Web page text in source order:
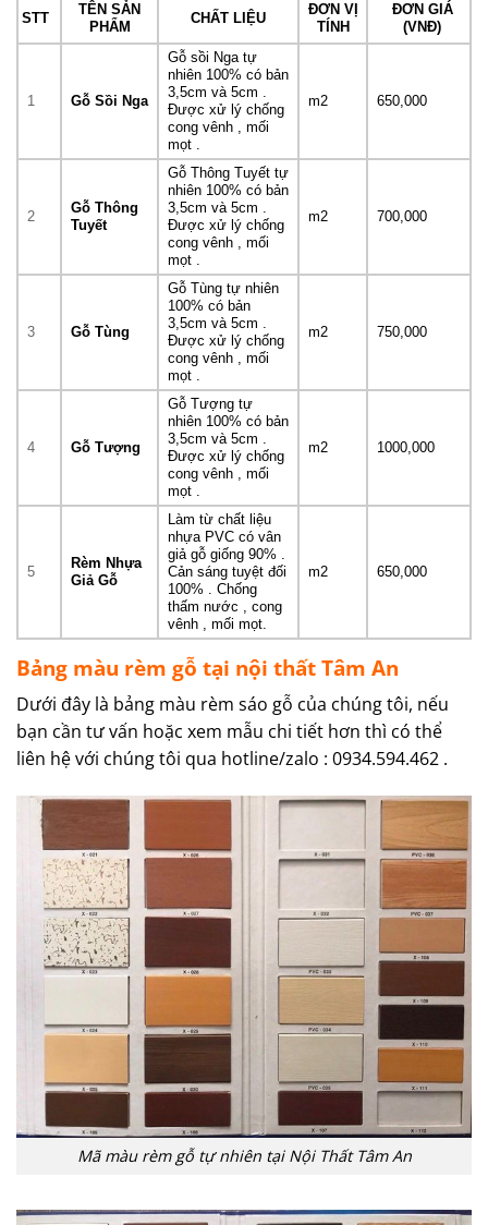
STT
TÊN SẢN
PHẨM
CHẤT LIỆU
ĐƠN VỊ
TÍNH
ĐƠN GIÁ
(VNĐ)
1 Gỗ Sồi Nga
Gỗ sồi Nga tự
nhiên 100% có bản
3,5cm và 5cm .
Được xử lý chống
cong vênh , mối
mọt .
m2 650,000
2
Gỗ Thông
Tuyết
Gỗ Thông Tuyết tự
nhiên 100% có bản
3,5cm và 5cm .
Được xử lý chống
cong vênh , mối
mọt .
m2 700,000
3 Gỗ Tùng
Gỗ Tùng tự nhiên
100% có bản
3,5cm và 5cm .
Được xử lý chống
cong vênh , mối
mọt .
m2 750,000
4 Gỗ Tượng
Gỗ Tượng tự
nhiên 100% có bản
3,5cm và 5cm .
Được xử lý chống
cong vênh , mối
mọt .
m2 1000,000
5
Rèm Nhựa
Giả Gỗ
Làm từ chất liệu
nhựa PVC có vân
giả gỗ giống 90% .
Cản sáng tuyệt đối
100% . Chống
thấm nước , cong
vênh , mối mọt.
m2 650,000
Bảng màu rèm gỗ tại nội thất Tâm An
Dưới đây là bảng màu rèm sáo gỗ của chúng tôi, nếu
bạn cần tư vấn hoặc xem mẫu chi tiết hơn thì có thể
liên hệ với chúng tôi qua hotline/zalo : 0934.594.462 .
Mã màu rèm gỗ tự nhiên tại Nội Thất Tâm An